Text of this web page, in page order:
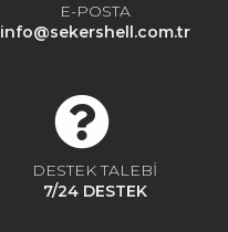
E-POSTA
info@sekershell.com.tr
DESTEK TALEBİ
7/24 DESTEK